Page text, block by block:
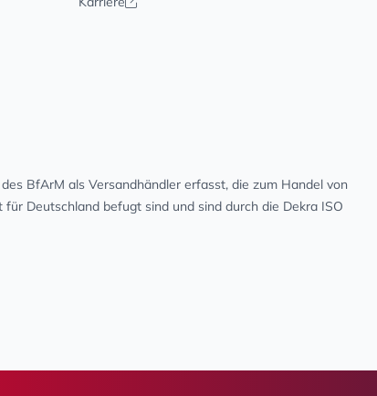
BfArM als Versandhändler erfasst, die zum Handel von
Deutschland befugt sind und sind durch die Dekra ISO